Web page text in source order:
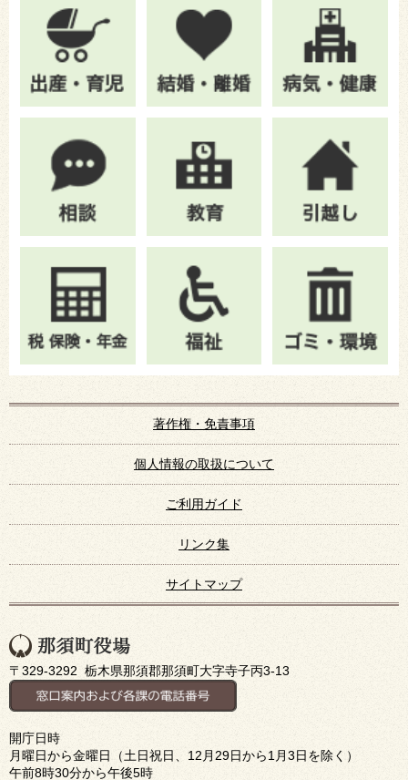
著作権・免責事項
個人情報の取扱について
ご利用ガイド
リンク集
サイトマップ
〒329-3292 栃木県那須郡那須町大字寺子丙3-13
開庁日時
月曜日から金曜日（土日祝日、12月29日から1月3日を除く）
午前8時30分から午後5時